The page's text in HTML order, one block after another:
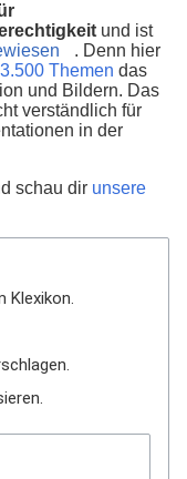
und ist
. Denn hier
3.500 Themen das
und Bildern. Das
verständlich für
in der
schau dir unsere
Klexikon.